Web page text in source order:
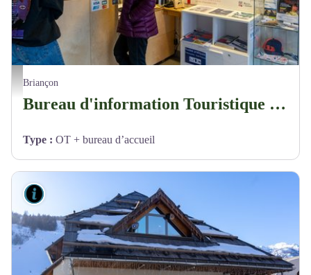
Bureau d'information Touristique de Briançon - Sainte-Catherine_Briançon
Briançon
Bureau d'information Touristique de Briançon - Sainte-Catherine
Type : OT + bureau d’accueil
Lieux de renseignement